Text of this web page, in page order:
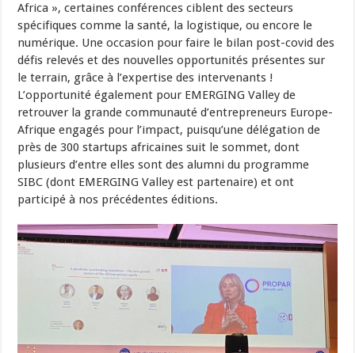
Africa », certaines conférences ciblent des secteurs
spécifiques comme la santé, la logistique, ou encore le
numérique. Une occasion pour faire le bilan post-covid des
défis relevés et des nouvelles opportunités présentes sur
le terrain, grâce à l’expertise des intervenants !
L’opportunité également pour EMERGING Valley de
retrouver la grande communauté d’entrepreneurs Europe-
Afrique engagés pour l’impact, puisqu’une délégation de
près de 300 startups africaines suit le sommet, dont
plusieurs d’entre elles sont des alumni du programme
SIBC (dont EMERGING Valley est partenaire) et ont
participé à nos précédentes éditions.